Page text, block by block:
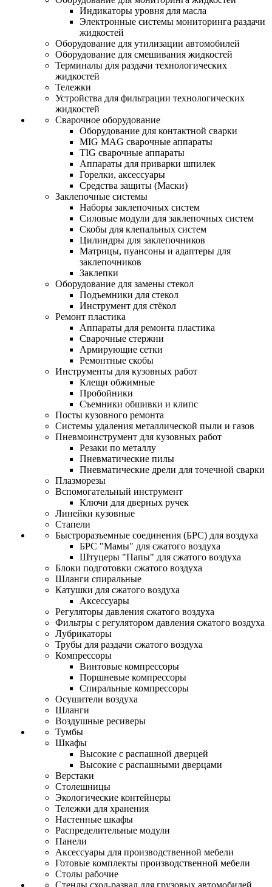
Индикаторы уровня для масла
Электронные системы мониторинга раздачи
жидкостей
Оборудование для утилизации автомобилей
Оборудование для смешивания жидкостей
Терминалы для раздачи технологических
жидкостей
Тележки
Устройства для фильтрации технологических
жидкостей
Сварочное оборудование
Оборудование для контактной сварки
MIG MAG сварочные аппараты
TIG сварочные аппараты
Аппараты для приварки шпилек
Горелки, аксессуары
Средства защиты (Маски)
Заклепочные системы
Наборы заклепочных систем
Силовые модули для заклепочных систем
Скобы для клепальных систем
Цилиндры для заклепочников
Матрицы, пуансоны и адаптеры для
заклепочников
Заклепки
Оборудование для замены стекол
Подъемники для стекол
Инструмент для стёкол
Ремонт пластика
Аппараты для ремонта пластика
Сварочные стержни
Армирующие сетки
Ремонтные скобы
Инструменты для кузовных работ
Клещи обжимные
Пробойники
Съемники обшивки и клипс
Посты кузовного ремонта
Системы удаления металлической пыли и газов
Пневмоинструмент для кузовных работ
Резаки по металлу
Пневматические пилы
Пневматические дрели для точечной сварки
Плазморезы
Вспомогательный инструмент
Ключи для дверных ручек
Линейки кузовные
Стапели
Быстроразъемные соединения (БРС) для воздуха
БРС "Мамы" для сжатого воздуха
Штуцеры "Папы" для сжатого воздуха
Блоки подготовки сжатого воздуха
Шланги спиральные
Катушки для сжатого воздуха
Аксессуары
Регуляторы давления сжатого воздуха
Фильтры с регулятором давления сжатого воздуха
Лубрикаторы
Трубы для раздачи сжатого воздуха
Компрессоры
Винтовые компрессоры
Поршневые компрессоры
Спиральные компрессоры
Осушители воздуха
Шланги
Воздушные ресиверы
Тумбы
Шкафы
Высокие с распашной дверцей
Высокие с распашными дверцами
Верстаки
Столешницы
Экологические контейнеры
Тележки для хранения
Настенные шкафы
Распределительные модули
Панели
Аксессуары для производственной мебели
Готовые комплекты производственной мебели
Столы рабочие